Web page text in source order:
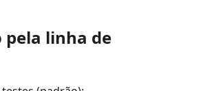
pela linha de